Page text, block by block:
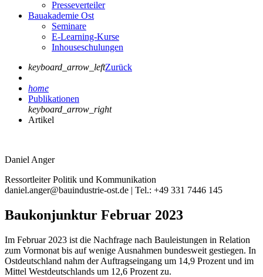
Presseverteiler
Bauakademie Ost
Seminare
E-Learning-Kurse
Inhouseschulungen
keyboard_arrow_leftZurück
home
Publikationen
keyboard_arrow_right
Artikel
Daniel Anger
Ressortleiter Politik und Kommunikation
daniel.anger@bauindustrie-ost.de | Tel.: +49 331 7446 145
Baukonjunktur Februar 2023
Im Februar 2023 ist die Nachfrage nach Bauleistungen in Relation
zum Vormonat bis auf wenige Ausnahmen bundesweit gestiegen. In
Ostdeutschland nahm der Auftragseingang um 14,9 Prozent und im
Mittel Westdeutschlands um 12,6 Prozent zu.